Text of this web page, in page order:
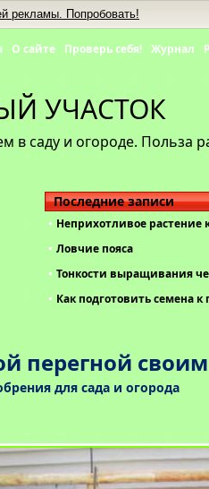
УЧАСТОК
в саду и огороде. Польза
О сайте Проверь себя! Журнал
Последние записи
Неприхотливое растение
Ловчие пояса
Тонкости выращивания
Как подготовить семена к
перегной
для сада и огорода
рекламы. Попробовать!